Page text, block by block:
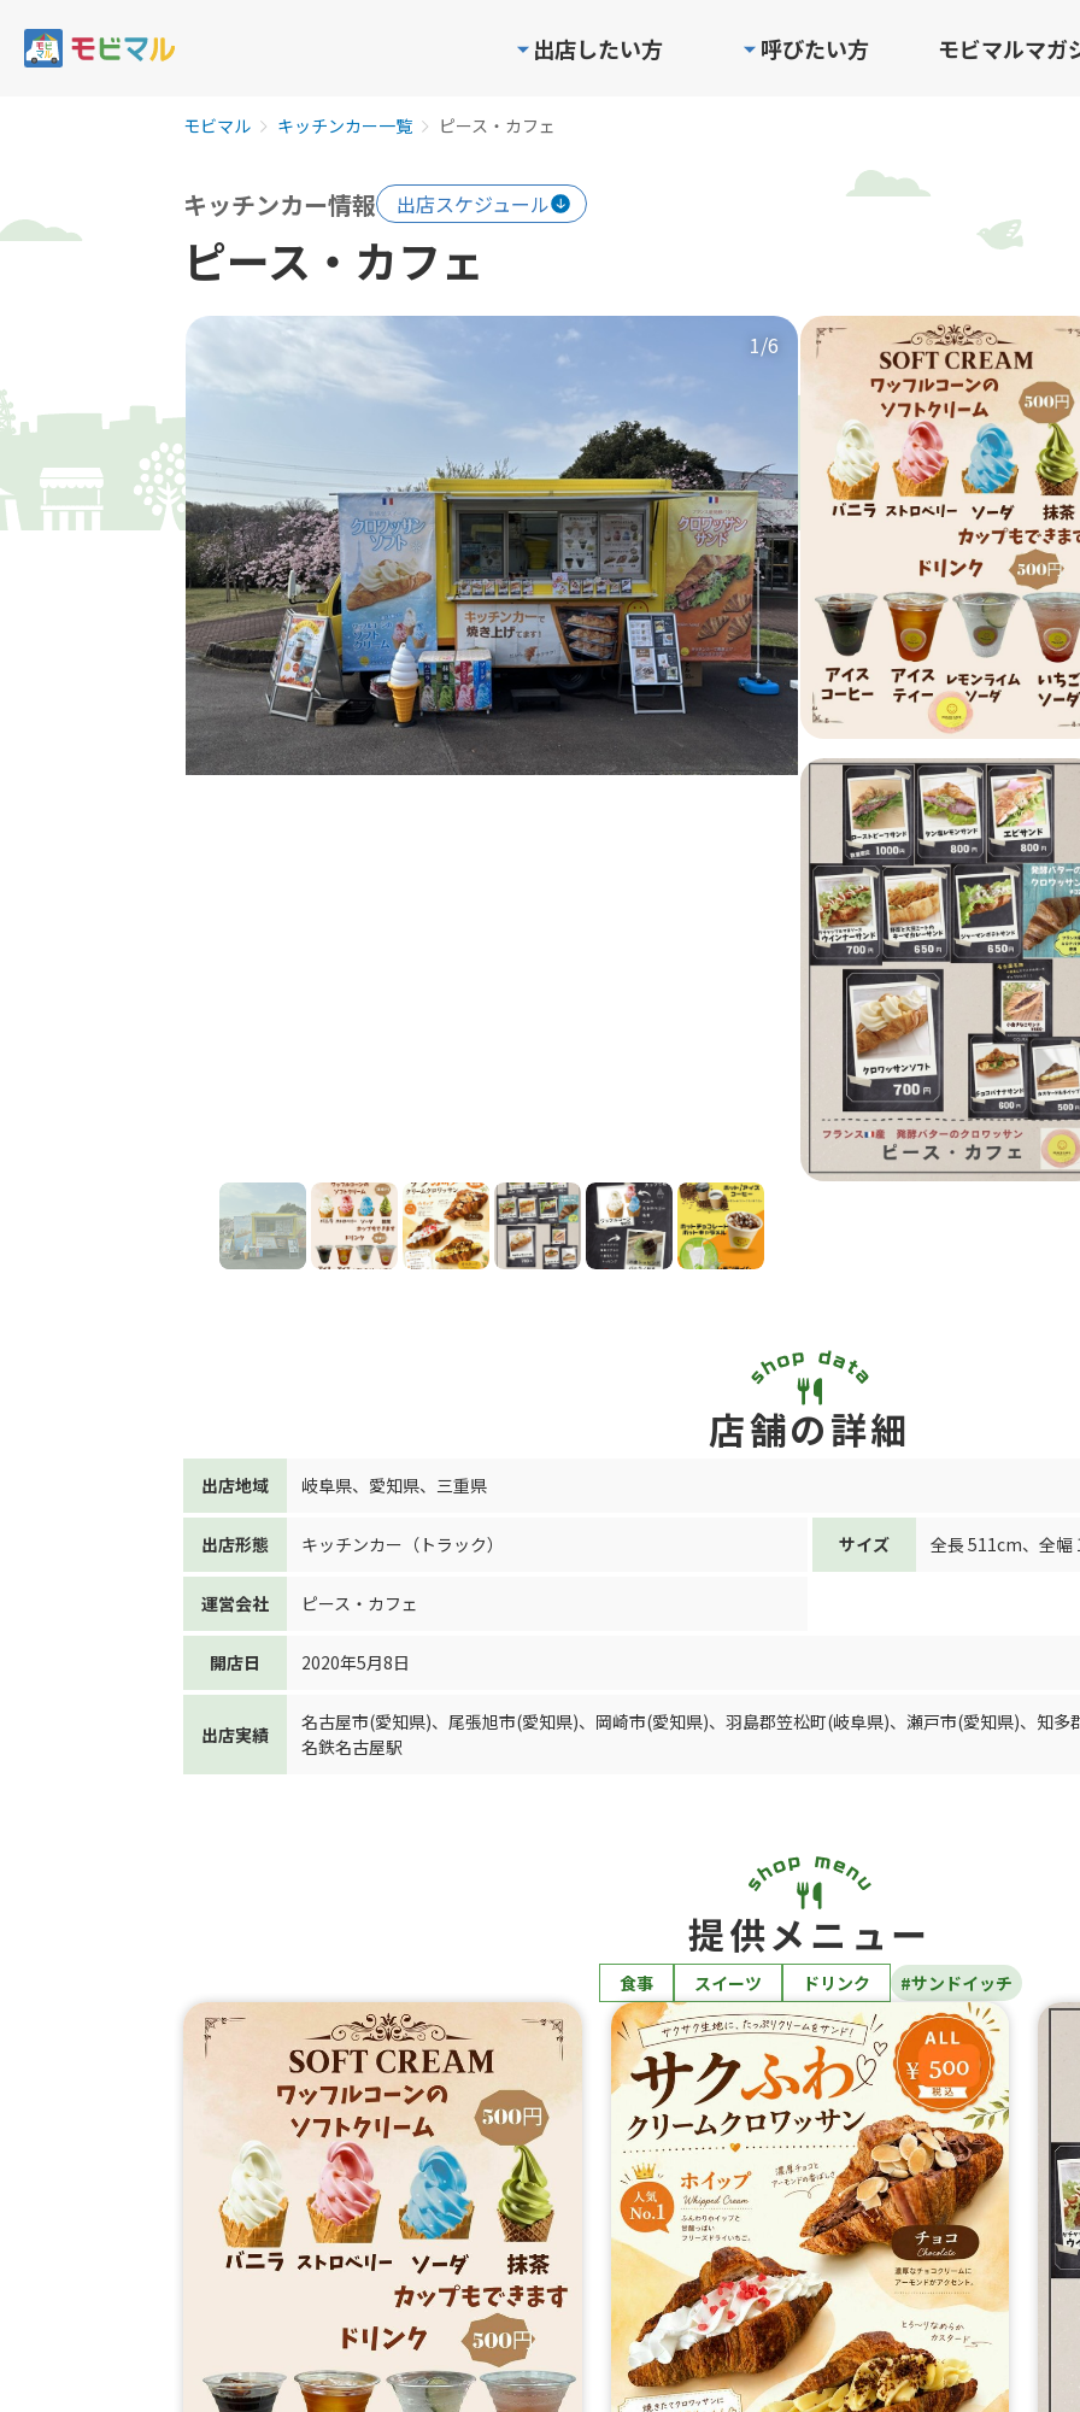
出店したい方 呼びたい方 モビマルマガ
モビマル キッチンカー一覧 ピース・カフェ
キッチンカー情報 出店スケジュール
ピース・カフェ
1/6
店舗の詳細
出店地域 岐阜県、 愛知県、 三重県
出店形態 キッチンカー（トラック） サイズ 全長 511cm、 全幅
運営会社 ピース・カフェ
開店日 2020年5月8日
出店実績
名古屋市(愛知県)、 尾張旭市(愛知県)、 岡崎市(愛知県)、 羽島郡笠松町(岐阜県)、 瀬戸市(愛知県)、 知多
名鉄名古屋駅
提供メニュー
食事 スイーツ ドリンク #サンドイッチ